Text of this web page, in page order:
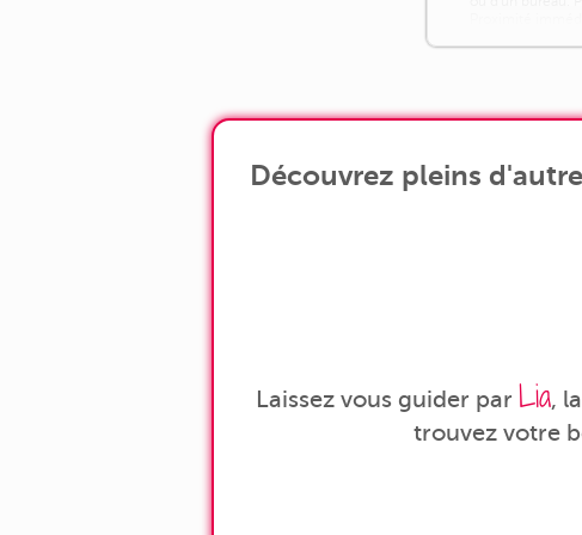
Découvrez pleins
Laissez vous guider par Lia,
trouvez votre